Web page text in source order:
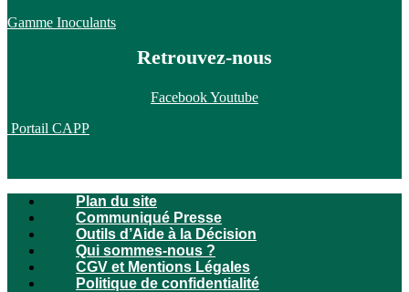
Gamme Inoculants
Retrouvez-nous
FacebookYoutube
Portail CAPP
Plan du site
Communiqué Presse
Outils d’Aide à la Décision
Qui sommes-nous ?
CGV et Mentions Légales
Politique de confidentialité